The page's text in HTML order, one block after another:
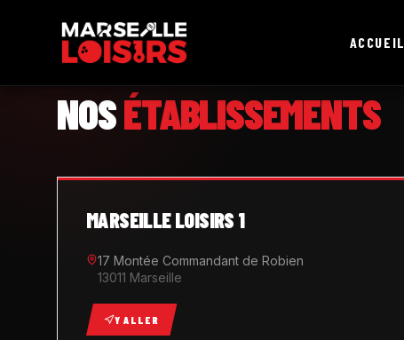
ACCUEIL
NOSÉTABLISSEMENTS
MARSEILLE LOISIRS 1
17 Montée Commandant de Robien
13011 Marseille
Y ALLER